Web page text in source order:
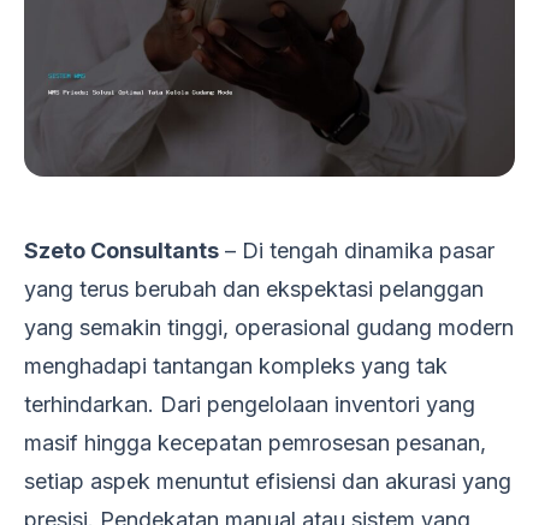
Szeto Consultants – Di tengah dinamika pasar
yang terus berubah dan ekspektasi pelanggan
yang semakin tinggi, operasional gudang modern
menghadapi tantangan kompleks yang tak
terhindarkan. Dari pengelolaan inventori yang
masif hingga kecepatan pemrosesan pesanan,
setiap aspek menuntut efisiensi dan akurasi yang